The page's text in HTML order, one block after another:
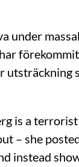
under
utsträckning
is a terrorist
– she
instead